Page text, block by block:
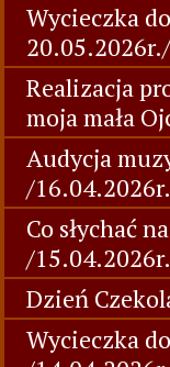
Wycieczka
20.05.2026r./
Realizacja
moja mała
Audycja
/
Co słychać
/
Dzień
Wycieczka